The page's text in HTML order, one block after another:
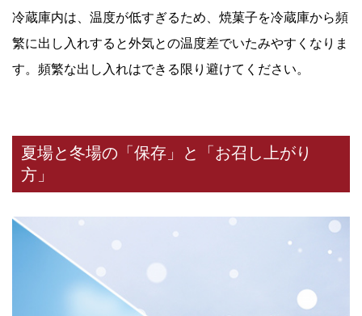
冷蔵庫内は、温度が低すぎるため、焼菓子を冷蔵庫から頻
繁に出し入れすると外気との温度差でいたみやすくなりま
す。頻繁な出し入れはできる限り避けてください。
夏場と冬場の「保存」と「お召し上がり
方」